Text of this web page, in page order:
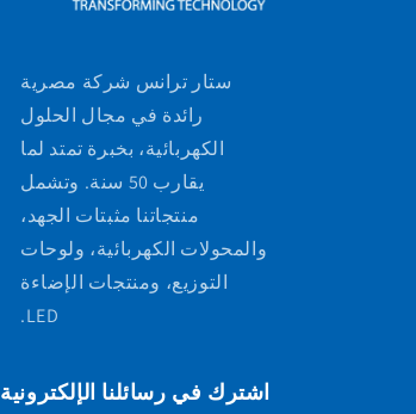
ستار ترانس شركة مصرية
رائدة في مجال الحلول
الكهربائية، بخبرة تمتد لما
يقارب 50 سنة. وتشمل
منتجاتنا مثبتات الجهد،
والمحولات الكهربائية، ولوحات
التوزيع، ومنتجات الإضاءة
LED.
اشترك في رسائلنا الإلكترونية